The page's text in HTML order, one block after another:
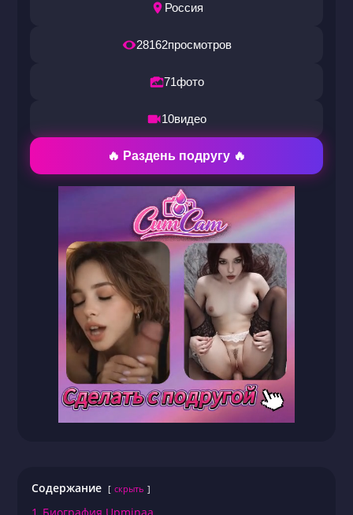
Россия
28162просмотров
71фото
10видео
🔥 Раздень подругу 🔥
Содержание скрыть